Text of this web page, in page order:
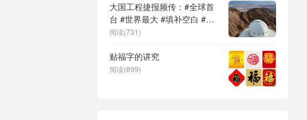
大国工程捷报频传：#全球首
台 #世界最大 #填补空白 #突
破关键节点
阅读(731)
贴福字的讲究
阅读(899)